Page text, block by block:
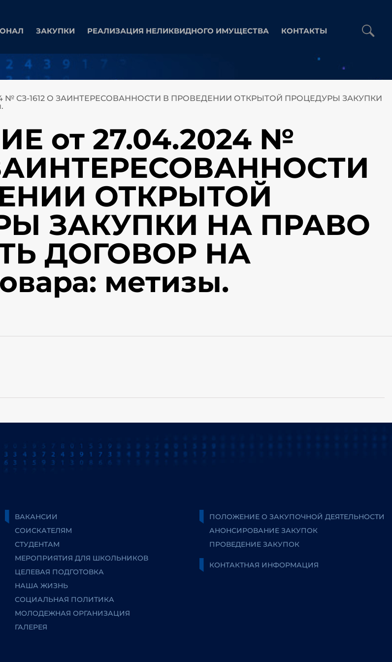
ЗАКУПКИ РЕАЛИЗАЦИЯ НЕЛИКВИДНОГО ИМУЩЕСТВА КОНТАКТЫ
№ СЗ-1612 О ЗАИНТЕРЕСОВАННОСТИ В ПРОВЕДЕНИИ ОТКРЫТОЙ ПРОЦЕДУРЫ ЗАКУПКИ
от 27.04.2024 №
ОТКРЫТОЙ
ЗАКУПКИ НА ПРАВО
ДОГОВОР НА
метизы.
ВАКАНСИИ
СОИСКАТЕЛЯМ
СТУДЕНТАМ
МЕРОПРИЯТИЯ ДЛЯ ШКОЛЬНИКОВ
ЦЕЛЕВАЯ ПОДГОТОВКА
НАША ЖИЗНЬ
СОЦИАЛЬНАЯ ПОЛИТИКА
МОЛОДЕЖНАЯ ОРГАНИЗАЦИЯ
ГАЛЕРЕЯ
ПОЛОЖЕНИЕ О ЗАКУПОЧНОЙ ДЕЯТЕЛЬНОСТИ
АНОНСИРОВАНИЕ ЗАКУПОК
ПРОВЕДЕНИЕ ЗАКУПОК
КОНТАКТНАЯ ИНФОРМАЦИЯ